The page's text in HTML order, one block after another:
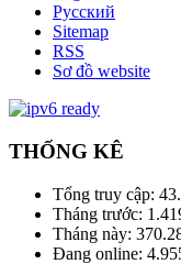
Русский
Sitemap
RSS
Sơ đồ website
THỐNG KÊ
Tổng truy cập:
Tháng trước:
Tháng này:
Đang online: